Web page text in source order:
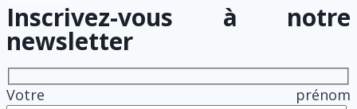
Inscrivez-vous à notre
newsletter
Votre prénom